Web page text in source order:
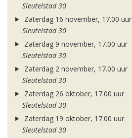
Sleutelstad 30
Zaterdag 16 november, 17.00 uur
Sleutelstad 30
Zaterdag 9 november, 17.00 uur
Sleutelstad 30
Zaterdag 2 november, 17.00 uur
Sleutelstad 30
Zaterdag 26 oktober, 17.00 uur
Sleutelstad 30
Zaterdag 19 oktober, 17.00 uur
Sleutelstad 30